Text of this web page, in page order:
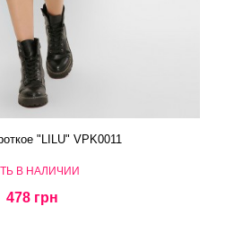
"LILU" VPK0011
В НАЛИЧИИ
478 грн